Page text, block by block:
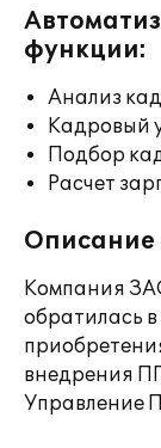
функции:
Анализ
Кадровый
Подбор
Расчет
Описание
Компания
обратилась
внедрения
Управление